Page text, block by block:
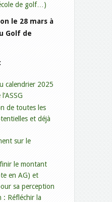
de golf…)
le 28 mars à
Golf de
calendrier 2025
de toutes les
et déjà
sur le
le montant
en AG) et
sa perception
: Réfléchir la